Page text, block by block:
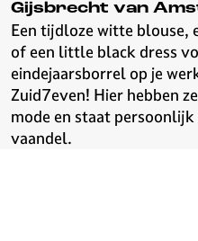
Gijsbrecht van
Een tijdloze witte blouse,
of een little black dress
eindejaarsborrel op je
Zuid7even! Hier hebben
mode en staat
vaandel.